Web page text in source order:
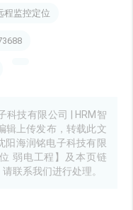
程监控定位
科技有限公司 | HRM智
辑上传发布，转载此文
阳海润铭电子科技有限
弱电工程】及本页链
联系我们进行处理。